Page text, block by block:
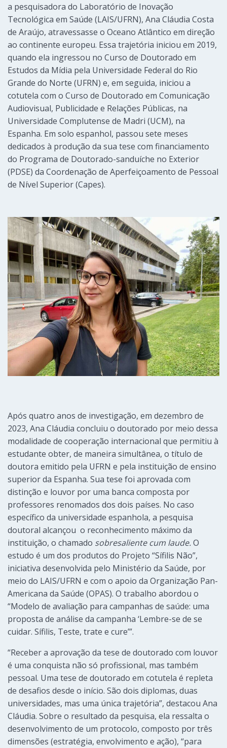
a pesquisadora do Laboratório de Inovação
Tecnológica em Saúde (LAIS/UFRN), Ana Cláudia Costa
de Araújo, atravessasse o Oceano Atlântico em direção
ao continente europeu. Essa trajetória iniciou em 2019,
quando ela ingressou no Curso de Doutorado em
Estudos da Mídia pela Universidade Federal do Rio
Grande do Norte (UFRN) e, em seguida, iniciou a
cotutela com o Curso de Doutorado em Comunicação
Audiovisual, Publicidade e Relações Públicas, na
Universidade Complutense de Madri (UCM), na
Espanha. Em solo espanhol, passou sete meses
dedicados à produção da sua tese com financiamento
do Programa de Doutorado-sanduíche no Exterior
(PDSE) da Coordenação de Aperfeiçoamento de Pessoal
de Nível Superior (Capes).
Após quatro anos de investigação, em dezembro de
2023, Ana Cláudia concluiu o doutorado por meio dessa
modalidade de cooperação internacional que permitiu à
estudante obter, de maneira simultânea, o título de
doutora emitido pela UFRN e pela instituição de ensino
superior da Espanha. Sua tese foi aprovada com
distinção e louvor por uma banca composta por
professores renomados dos dois países. No caso
específico da universidade espanhola, a pesquisa
doutoral alcançou o reconhecimento máximo da
instituição, o chamado sobresaliente cum laude.O
estudo é um dos produtos do Projeto “Sífilis Não”,
iniciativa desenvolvida pelo Ministério da Saúde, por
meio do LAIS/UFRN e com o apoio da Organização Pan-
Americana da Saúde (OPAS). O trabalho abordou o
“Modelo de avaliação para campanhas de saúde: uma
proposta de análise da campanha ‘Lembre-se de se
cuidar. Sífilis, Teste, trate e cure’”.
“Receber a aprovação da tese de doutorado com louvor
é uma conquista não só profissional, mas também
pessoal. Uma tese de doutorado em cotutela é repleta
de desafios desde o início. São dois diplomas, duas
universidades, mas uma única trajetória”, destacou Ana
Cláudia. Sobre o resultado da pesquisa, ela ressalta o
desenvolvimento de um protocolo, composto por três
dimensões (estratégia, envolvimento e ação), “para